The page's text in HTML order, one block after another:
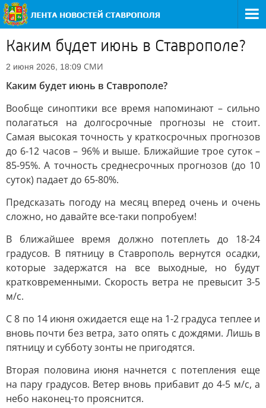
Каким будет июнь в Ставрополе?
2 июня 2026, 18:09 СМИ
Каким будет июнь в Ставрополе?
Вообще синоптики все время напоминают – сильно
полагаться на долгосрочные прогнозы не стоит.
Самая высокая точность у краткосрочных прогнозов
до 6-12 часов – 96% и выше. Ближайшие трое суток –
85-95%. А точность среднесрочных прогнозов (до 10
суток) падает до 65-80%.
Предсказать погоду на месяц вперед очень и очень
сложно, но давайте все-таки попробуем!
В ближайшее время должно потеплеть до 18-24
градусов. В пятницу в Ставрополь вернутся осадки,
которые задержатся на все выходные, но будут
кратковременными. Скорость ветра не превысит 3-5
м/с.
С 8 по 14 июня ожидается еще на 1-2 градуса теплее и
вновь почти без ветра, зато опять с дождями. Лишь в
пятницу и субботу зонты не пригодятся.
Вторая половина июня начнется с потепления еще
на пару градусов. Ветер вновь прибавит до 4-5 м/с, а
небо наконец-то прояснится.